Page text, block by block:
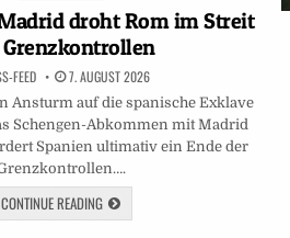
droht Rom im Streit
FEED 7. AUGUST 2026
Ansturm auf die spanische Exklave
Schengen-Abkommen mit Madrid
Spanien ultimativ ein Ende der
CONTINUE READING